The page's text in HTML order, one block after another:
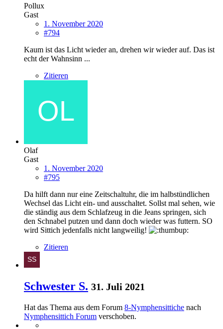
Pollux
Gast
1. November 2020
#794
Kaum ist das Licht wieder an, drehen wir wieder auf. Das ist
echt der Wahnsinn ...
Zitieren
Olaf
Gast
1. November 2020
#795
Da hilft dann nur eine Zeitschaltuhr, die im halbstündlichen
Wechsel das Licht ein- und ausschaltet. Sollst mal sehen, wie
die ständig aus dem Schlafzeug in die Jeans springen, sich
den Schnabel putzen und dann doch wieder was futtern. SO
wird Sittich jedenfalls nicht langweilig!
Zitieren
Schwester S. 31. Juli 2021
Hat das Thema aus dem Forum 8-Nymphensittiche nach
Nymphensittich Forum verschoben.